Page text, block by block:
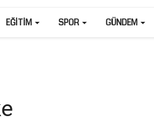
EĞITIM SPOR GÜNDEM